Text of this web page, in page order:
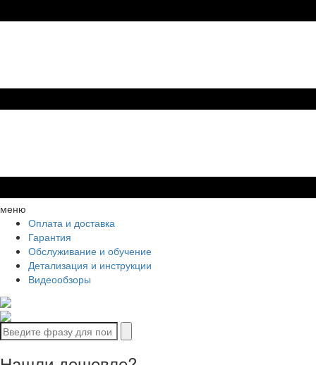
меню
Оплата и доставка
Гарантия
Обслуживание и обучение
Детализация и инструкции
Видеообзоры